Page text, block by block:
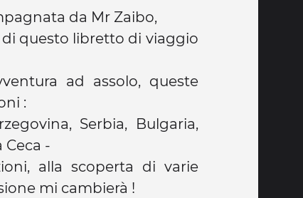
da Mr Zaibo,
questo libretto di viaggio
ad assolo, queste
:
Serbia, Bulgaria,
-
alla scoperta di varie
mi cambierà !